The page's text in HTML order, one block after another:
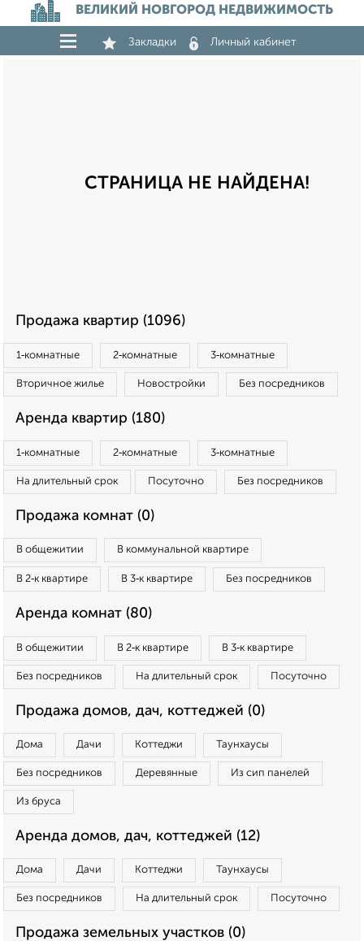
ВЕЛИКИЙ НОВГОРОД НЕДВИЖИМОСТЬ
Закладки Личный кабинет
СТРАНИЦА НЕ НАЙДЕНА!
Продажа квартир (1096)
1‑комнатные 2‑комнатные 3‑комнатные
Вторичное жилье Новостройки Без посредников
Аренда квартир (180)
1‑комнатные 2‑комнатные 3‑комнатные
На длительный срок Посуточно Без посредников
Продажа комнат (0)
В общежитии В коммунальной квартире
В 2‑к квартире В 3‑к квартире Без посредников
Аренда комнат (80)
В общежитии В 2‑к квартире В 3‑к квартире
Без посредников На длительный срок Посуточно
Продажа домов, дач, коттеджей (0)
Дома Дачи Коттеджи Таунхаусы
Без посредников Деревянные Из сип панелей
Из бруса
Аренда домов, дач, коттеджей (12)
Дома Дачи Коттеджи Таунхаусы
Без посредников На длительный срок Посуточно
Продажа земельных участков (0)